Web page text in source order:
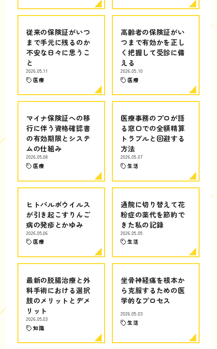
従来の保険証がいつ
まで手元に残るのか
不安な日々に思うこ
と
2026.05.11
医療
高齢者の保険証がい
つまで有効かを正し
く把握して受診に備
える
2026.05.10
医療
マイナ保険証への移
行に伴う資格確認書
の有効期限とシステ
ムの仕組み
2026.05.08
医療
医療事務のプロが語
る窓口での全額精算
トラブルと回避する
方法
2026.05.07
生活
ヒトパルボウイルス
が引き起こすりんご
病の発疹とかゆみ
2026.05.06
医療
通院に切り替えて花
粉症の薬代を節約で
きた私の記録
2026.05.05
生活
最新の脱腸治療と外
科手術における選択
肢のメリットとデメ
リット
2026.05.03
知識
坐骨神経痛を根本か
ら克服するための医
学的なプロセス
2026.05.03
生活